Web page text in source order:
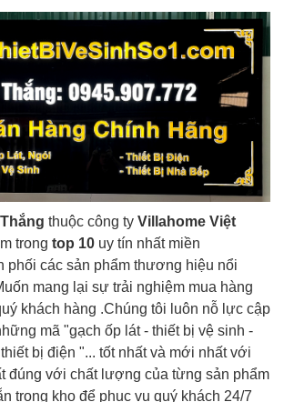
thuộc công ty Villahome Việt
trong top 10 uy tín nhất miền
phối các sản phẩm thương hiệu nổi
mang lại sự trải nghiệm mua hàng
khách hàng .Chúng tôi luôn nỗ lực cập
mã "gạch ốp lát - thiết bị vệ sinh -
bị điện "... tốt nhất và mới nhất với
đúng với chất lượng của từng sản phẩm
trong kho để phục vụ quý khách 24/7